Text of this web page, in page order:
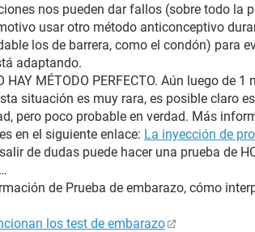
nos pueden dar fallos (sobre todo la
usar otro método anticonceptivo
los de barrera, como el condón) para
adaptando.
HAY MÉTODO PERFECTO. Aún luego de
situación es muy rara, es posible claro
pero poco probable en verdad. Más
en el siguiente enlace: La inyección de
de dudas puede hacer una prueba de
de Prueba de embarazo, cómo
los test de embarazo